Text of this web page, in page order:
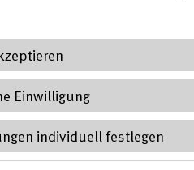
Einwilligung
individuell festlegen